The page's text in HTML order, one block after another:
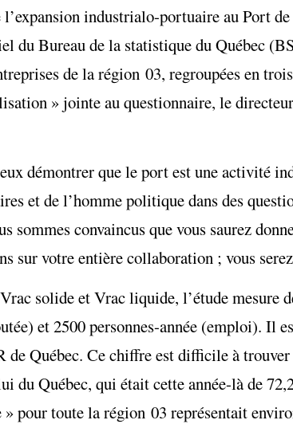
industrialo-portuaire au Port
du Bureau de la statistique du Québec
de la région 03, regroupées en
» jointe au questionnaire, le
démontrer que le port est une activité
et de l’homme politique dans des
convaincus que vous saurez
sur votre entière collaboration ; vous
solide et Vrac liquide, l’étude
et 2500 personnes-année (emploi). Il
Québec. Ce chiffre est difficile à trouver
du Québec, qui était cette année-là de
pour toute la région 03 représentait